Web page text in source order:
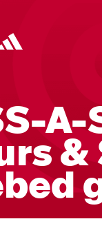
A-
&